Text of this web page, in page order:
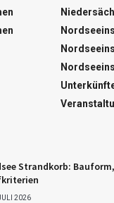
Strandkorb:
2026